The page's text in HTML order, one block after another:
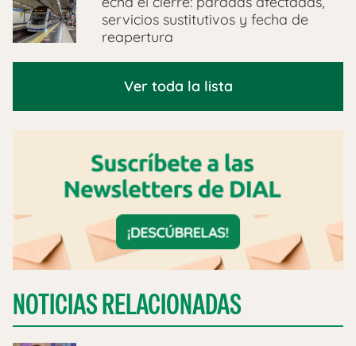
servicios sustitutivos y fecha de
reapertura
Ver toda la lista
NOTICIAS RELACIONADAS